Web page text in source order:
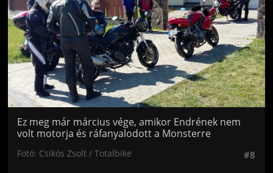
Ez meg már március vége, amikor Endrének nem
volt motorja és ráfanyalodott a Monsterre
Fotó: Csikós Zsolt / Totalbike #8